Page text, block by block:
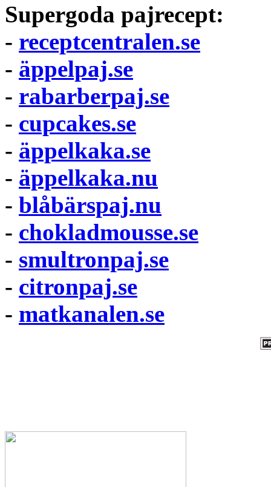
Supergoda pajrecept:
- receptcentralen.se
- äppelpaj.se
- rabarberpaj.se
- cupcakes.se
- äppelkaka.se
- äppelkaka.nu
- blåbärspaj.nu
- chokladmousse.se
- smultronpaj.se
- citronpaj.se
- matkanalen.se